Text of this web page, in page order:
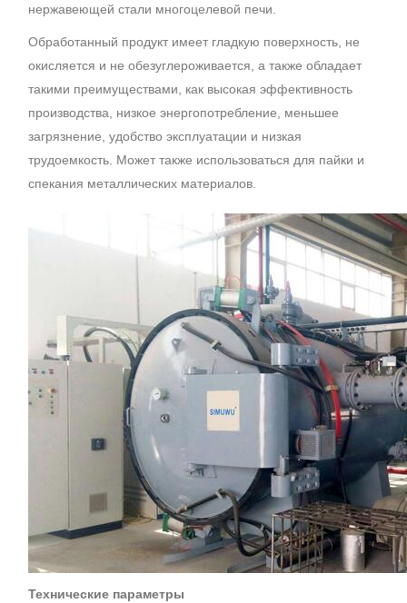
нержавеющей стали многоцелевой печи.
Обработанный продукт имеет гладкую поверхность, не
окисляется и не обезуглероживается, а также обладает
такими преимуществами, как высокая эффективность
производства, низкое энергопотребление, меньшее
загрязнение, удобство эксплуатации и низкая
трудоемкость. Может также использоваться для пайки и
спекания металлических материалов.
Технические параметры